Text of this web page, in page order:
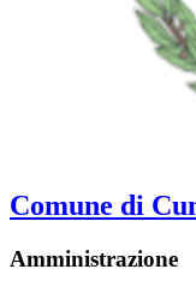
Comune di
Amministrazione